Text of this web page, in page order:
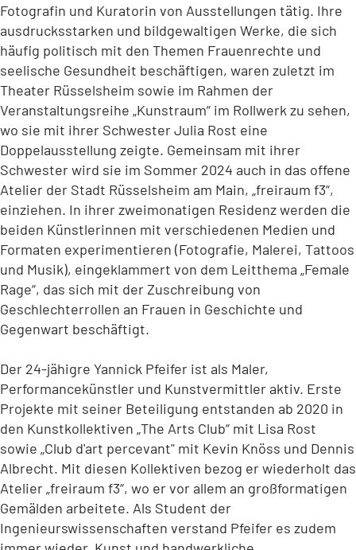
Fotografin und Kuratorin von Ausstellungen tätig. Ihre
ausdrucksstarken und bildgewaltigen Werke, die sich
häufig politisch mit den Themen Frauenrechte und
seelische Gesundheit beschäftigen, waren zuletzt im
Theater Rüsselsheim sowie im Rahmen der
Veranstaltungsreihe „Kunstraum“ im Rollwerk zu sehen,
wo sie mit ihrer Schwester Julia Rost eine
Doppelausstellung zeigte. Gemeinsam mit ihrer
Schwester wird sie im Sommer 2024 auch in das offene
Atelier der Stadt Rüsselsheim am Main, „freiraum f3“,
einziehen. In ihrer zweimonatigen Residenz werden die
beiden Künstlerinnen mit verschiedenen Medien und
Formaten experimentieren (Fotografie, Malerei, Tattoos
und Musik), eingeklammert von dem Leitthema „Female
Rage“, das sich mit der Zuschreibung von
Geschlechterrollen an Frauen in Geschichte und
Gegenwart beschäftigt.
Der 24-jähigre Yannick Pfeifer ist als Maler,
Performancekünstler und Kunstvermittler aktiv. Erste
Projekte mit seiner Beteiligung entstanden ab 2020 in
den Kunstkollektiven „The Arts Club“ mit Lisa Rost
sowie „Club d'art percevant" mit Kevin Knöss und Dennis
Albrecht. Mit diesen Kollektiven bezog er wiederholt das
Atelier „freiraum f3“, wo er vor allem an großformatigen
Gemälden arbeitete. Als Student der
Ingenieurswissenschaften verstand Pfeifer es zudem